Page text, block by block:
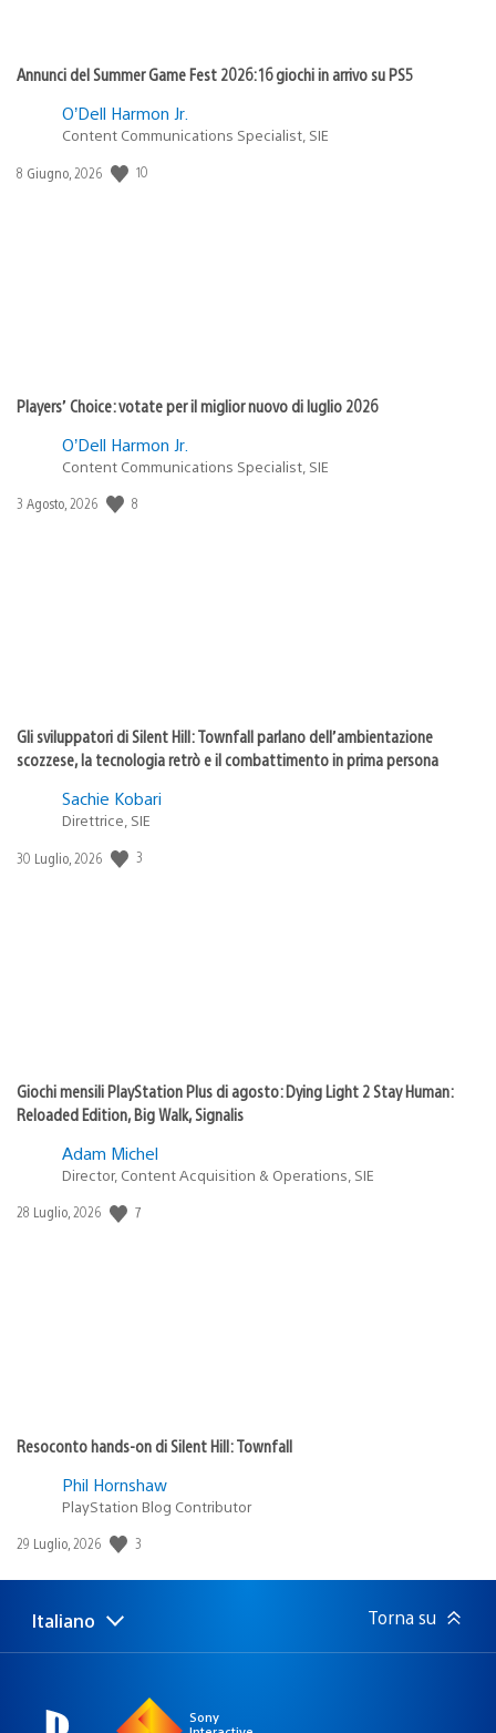
Annunci del Summer Game Fest 2026: 16 giochi in arrivo su PS5
O’Dell Harmon Jr.
Content Communications Specialist, SIE
Data
8 Giugno, 2026 10
Players’ Choice: votate per il miglior nuovo di luglio 2026
O’Dell Harmon Jr.
Content Communications Specialist, SIE
Data
3 Agosto, 2026 8
Gli sviluppatori di Silent Hill: Townfall parlano dell’ambientazione
scozzese, la tecnologia retrò e il combattimento in prima persona
Sachie Kobari
Direttrice, SIE
Data
30 Luglio, 2026 3
Giochi mensili PlayStation Plus di agosto: Dying Light 2 Stay Human:
Reloaded Edition, Big Walk, Signalis
Adam Michel
Director, Content Acquisition & Operations, SIE
Data
28 Luglio, 2026 7
Resoconto hands-on di Silent Hill: Townfall
Phil Hornshaw
PlayStation Blog Contributor
Data
pubblicazione:
29 Luglio, 2026 3
Seleziona
Regione
Italiano Torna su
Sony